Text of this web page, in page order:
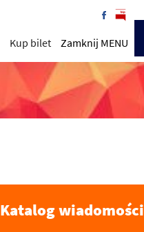
Kup bilet Zamknij MENU
Katalog wiadomości